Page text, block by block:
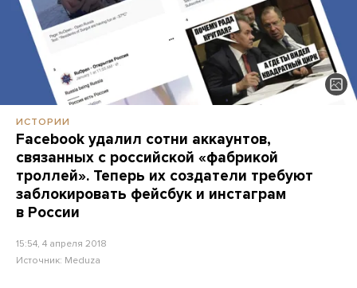
ИСТОРИИ
Facebook удалил сотни аккаунтов,
связанных с российской «фабрикой
троллей». Теперь их создатели требуют
заблокировать фейсбук и инстаграм
в России
15:54, 4 апреля 2018
Источник: Meduza